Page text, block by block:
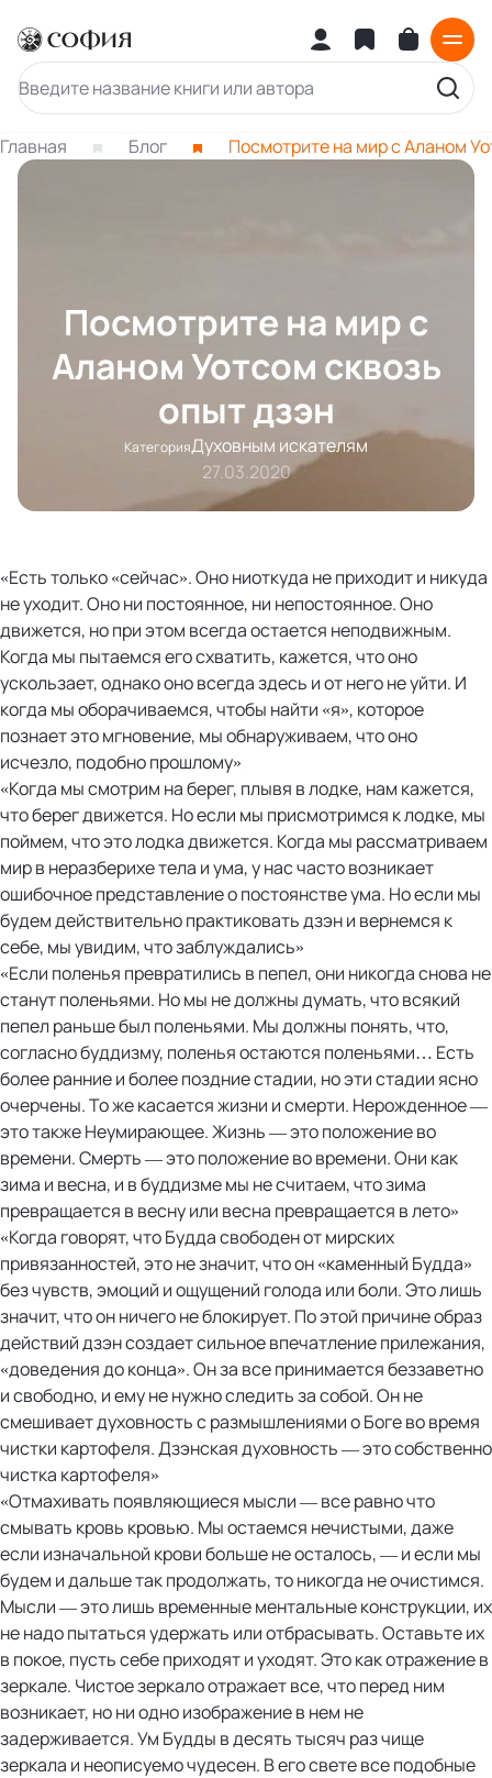
Главная Блог Посмотрите на мир с Аланом
Посмотрите на мир с
Аланом Уотсом сквозь
опыт дзэн
КатегорияДуховным искателям
27.03.2020
«Есть только «сейчас». Оно ниоткуда не приходит и никуда
не уходит. Оно ни постоянное, ни непостоянное. Оно
движется, но при этом всегда остается неподвижным.
Когда мы пытаемся его схватить, кажется, что оно
ускользает, однако оно всегда здесь и от него не уйти. И
когда мы оборачиваемся, чтобы найти «я», которое
познает это мгновение, мы обнаруживаем, что оно
исчезло, подобно прошлому»
«Когда мы смотрим на берег, плывя в лодке, нам кажется,
что берег движется. Но если мы присмотримся к лодке, мы
поймем, что это лодка движется. Когда мы рассматриваем
мир в неразберихе тела и ума, у нас часто возникает
ошибочное представление о постоянстве ума. Но если мы
будем действительно практиковать дзэн и вернемся к
себе, мы увидим, что заблуждались»
«Если поленья превратились в пепел, они никогда снова не
станут поленьями. Но мы не должны думать, что всякий
пепел раньше был поленьями. Мы должны понять, что,
согласно буддизму, поленья остаются поленьями… Есть
более ранние и более поздние стадии, но эти стадии ясно
очерчены. То же касается жизни и смерти. Нерожденное —
это также Неумирающее. Жизнь — это положение во
времени. Смерть — это положение во времени. Они как
зима и весна, и в буддизме мы не считаем, что зима
превращается в весну или весна превращается в лето»
«Когда говорят, что Будда свободен от мирских
привязанностей, это не значит, что он «каменный Будда»
без чувств, эмоций и ощущений голода или боли. Это лишь
значит, что он ничего не блокирует. По этой причине образ
действий дзэн создает сильное впечатление прилежания,
«доведения до конца». Он за все принимается беззаветно
и свободно, и ему не нужно следить за собой. Он не
смешивает духовность с размышлениями о Боге во время
чистки картофеля. Дзэнская духовность — это собственно
чистка картофеля»
«Отмахивать появляющиеся мысли — все равно что
смывать кровь кровью. Мы остаемся нечистыми, даже
если изначальной крови больше не осталось, — и если мы
будем и дальше так продолжать, то никогда не очистимся.
Мысли — это лишь временные ментальные конструкции, их
не надо пытаться удержать или отбрасывать. Оставьте их
в покое, пусть себе приходят и уходят. Это как отражение в
зеркале. Чистое зеркало отражает все, что перед ним
возникает, но ни одно изображение в нем не
задерживается. Ум Будды в десять тысяч раз чище
зеркала и неописуемо чудесен. В его свете все подобные